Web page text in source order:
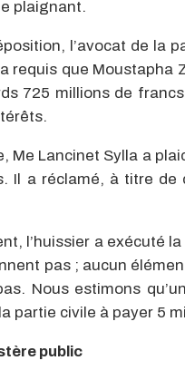
plaignant.
l’avocat de la
requis que Moustapha
725 millions de
Me Lancinet Sylla a
Il a réclamé, à titre
l’huissier a exécuté
pas ; aucun
Nous estimons
partie civile à payer 5
public